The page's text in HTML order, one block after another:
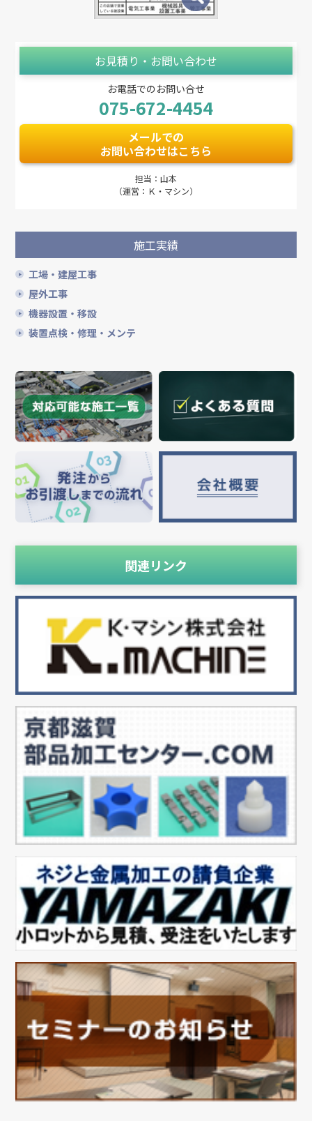
お見積り・お問い合わせ
お電話でのお問い合せ
075-672-4454
メールでの
お問い合わせはこちら
担当：山本
（運営：Ｋ・マシン）
施工実績
工場・建屋工事
屋外工事
機器設置・移設
装置点検・修理・メンテ
関連リンク